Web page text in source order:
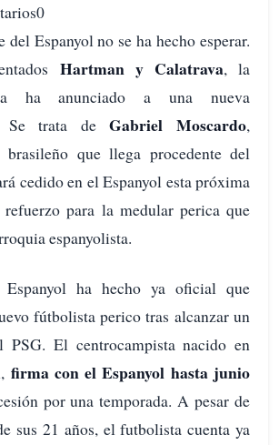
Espanyol no se ha hecho esperar.
Hartman y Calatrava, la
ha anunciado a una nueva
Se trata deGabriel Moscardo,
brasileño que llega procedente del
cedido en el Espanyol esta próxima
refuerzo para la medular perica que
espanyolista.
ha hecho ya oficial que
fútbolista perico tras alcanzar un
PSG. El centrocampista nacido en
firma con el Espanyol hasta junio
por una temporada. A pesar de
sus 21 años, el futbolista cuenta ya